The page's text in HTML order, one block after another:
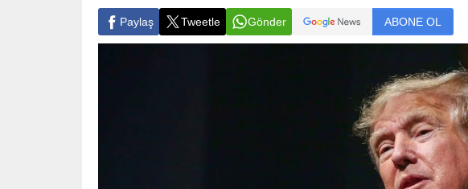
Paylaş Tweetle Gönder ABONE OL